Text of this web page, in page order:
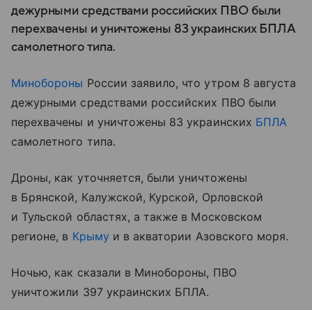
дежурными средствами российских ПВО были
перехвачены и уничтожены 83 украинских БПЛА
самолетного типа.
Минобороны России заявило, что утром 8 августа
дежурными средствами российских ПВО были
перехвачены и уничтожены 83 украинских БПЛА
самолетного типа.
Дроны, как уточняется, были уничтожены
в Брянской, Калужской, Курской, Орловской
и Тульской областях, а также в Московском
регионе, в Крыму и в акватории Азовского моря.
Ночью, как сказали в Минобороны, ПВО
уничтожили 397 украинских БПЛА.